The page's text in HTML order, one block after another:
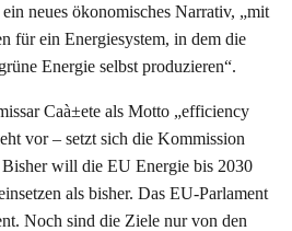
neues ökonomisches Narrativ, „mit
für ein Energiesystem, in dem die
Energie selbst produzieren“.
Caà±ete als Motto „efficiency
vor – setzt sich die Kommission
will die EU Energie bis 2030
als bisher. Das EU-Parlament
Noch sind die Ziele nur von den